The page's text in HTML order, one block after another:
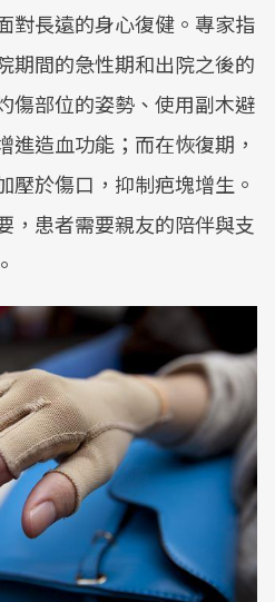
對長遠的身心復健。專家指
期間的急性期和出院之後的
傷部位的姿勢、使用副木避
進造血功能；而在恢復期，
壓於傷口，抑制疤塊增生。
，患者需要親友的陪伴與支